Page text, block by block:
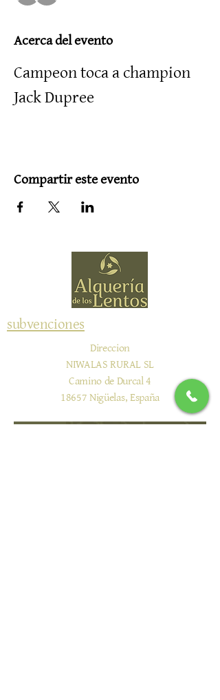
Acerca del evento
Campeon toca a champion
Jack Dupree
Compartir este evento
subvenciones
Direccion
NIWALAS RURAL SL
Camino de Durcal 4
18657 Nigüelas, España